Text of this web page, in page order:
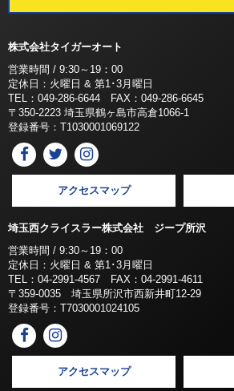
株式会社タイガーオート
営業時間 / 9:30～19：00
定休日：火曜日 & 第1･3月曜日
TEL：049-286-6644 FAX：049-286-6645
〒350-2223 埼玉県鶴ヶ島市高倉1066-1
登録番号：T1030001069122
アクセスマップ
埼玉西クライスラー株式会社 ジープ所沢
営業時間 / 9:30～19：00
定休日：火曜日 & 第1･3月曜日
TEL：04-2991-4567 FAX：04-2991-4611
〒359-0035 埼玉県所沢市西新井町12-29
登録番号：T7030001024105
アクセスマップ